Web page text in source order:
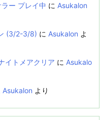
ー プレイ中 に Asukalon
(3/2-3/8) に Asukalon よ
イトメアクリア に Asukalo
Asukalon より